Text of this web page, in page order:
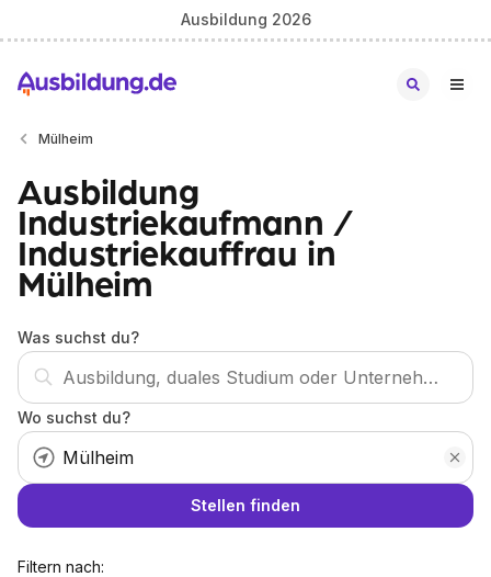
Ausbildung 2026
Mülheim
Ausbildung
Industriekaufmann /
Industriekauffrau in
Mülheim
Was suchst du?
Wo suchst du?
Stellen finden
Filtern nach: